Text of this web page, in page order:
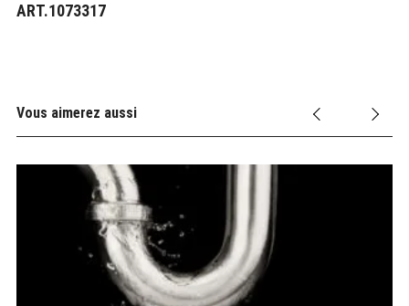
ART.1073317
Vous aimerez aussi